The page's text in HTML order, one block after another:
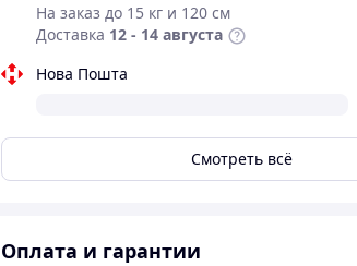
На заказ до 15 кг и 120 см
Доставка 12 - 14 августа
Нова Пошта
Смотреть всё
Оплата и гарантии